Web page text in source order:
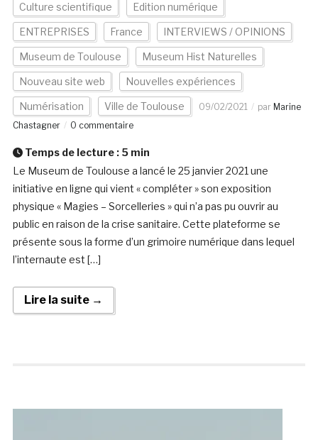
Culture scientifique Edition numérique
ENTREPRISES France INTERVIEWS / OPINIONS
Museum de Toulouse Museum Hist Naturelles
Nouveau site web Nouvelles expériences
Numérisation Ville de Toulouse 09/02/2021 par Marine
Chastagner
0 commentaire
Temps de lecture : 5 min
Le Museum de Toulouse a lancé le 25 janvier 2021 une
initiative en ligne qui vient « compléter » son exposition
physique « Magies – Sorcelleries » qui n’a pas pu ouvrir au
public en raison de la crise sanitaire. Cette plateforme se
présente sous la forme d’un grimoire numérique dans lequel
l’internaute est […]
Lire la suite →